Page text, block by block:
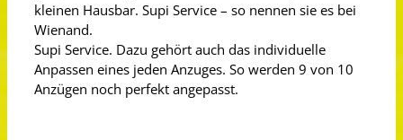
kleinen Hausbar. Supi Service – so nennen sie es bei
Wienand.
Supi Service. Dazu gehört auch das individuelle
Anpassen eines jeden Anzuges. So werden 9 von 10
Anzügen noch perfekt angepasst.